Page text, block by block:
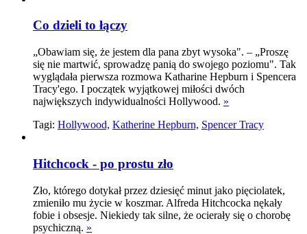
Co dzieli to łączy
„Obawiam się, że jestem dla pana zbyt wysoka". – „Proszę
się nie martwić, sprowadzę panią do swojego poziomu". Tak
wyglądała pierwsza rozmowa Katharine Hepburn i Spencera
Tracy'ego. I początek wyjątkowej miłości dwóch
największych indywidualności Hollywood. »
Tagi: Hollywood, Katherine Hepburn, Spencer Tracy
Hitchcock - po prostu zło
Zło, którego dotykał przez dziesięć minut jako pięciolatek,
zmieniło mu życie w koszmar. Alfreda Hitchcocka nękały
fobie i obsesje. Niekiedy tak silne, że ocierały się o chorobę
psychiczną. »